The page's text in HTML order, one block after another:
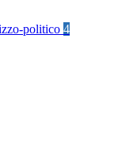
politico 4